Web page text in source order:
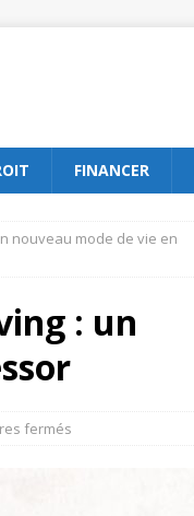
FINANCER
nouveau mode de vie en
: un
fermés